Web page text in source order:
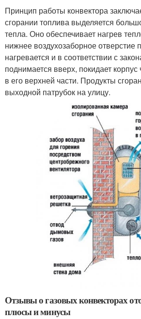
Принцип работы конвектора
сгорании топлива выделяется
тепла. Оно обеспечивает нагрев
нижнее воздухозаборное отверстие
нагревается и в соответствии с
поднимается вверх, покидает
в его верхней части. Продукты
выходной патрубок на улицу.
Отзывы о газовых конвекторах
плюсы и минусы